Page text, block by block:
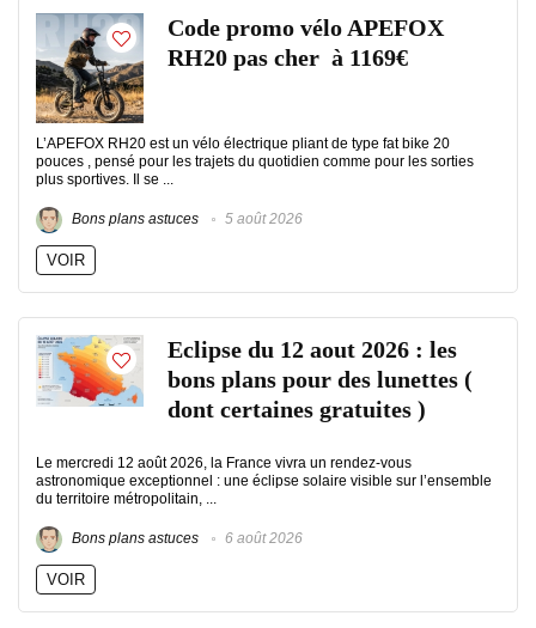
Code promo vélo APEFOX
RH20 pas cher à 1169€
L’APEFOX RH20 est un vélo électrique pliant de type fat bike 20
pouces , pensé pour les trajets du quotidien comme pour les sorties
plus sportives. Il se ...
Bons plans astuces 5 août 2026
VOIR
Eclipse du 12 aout 2026 : les
bons plans pour des lunettes (
dont certaines gratuites )
Le mercredi 12 août 2026, la France vivra un rendez-vous
astronomique exceptionnel : une éclipse solaire visible sur l’ensemble
du territoire métropolitain, ...
Bons plans astuces 6 août 2026
VOIR